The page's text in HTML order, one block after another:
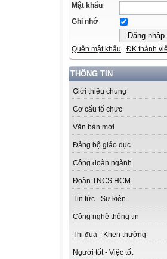
Mật khẩu
Ghi nhớ
Quên mật khẩu ĐK thành
THÔNG TIN
Giới thiệu chung
Cơ cấu tổ chức
Văn bản mới
Đảng bộ giáo dục
Công đoàn ngành
Đoàn TNCS HCM
Tin tức - Sự kiện
Công nghệ thông tin
Thi đua - Khen thưởng
Người tốt - Việc tốt